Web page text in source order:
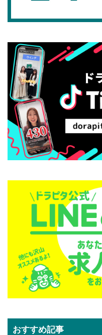
おすすめ記事